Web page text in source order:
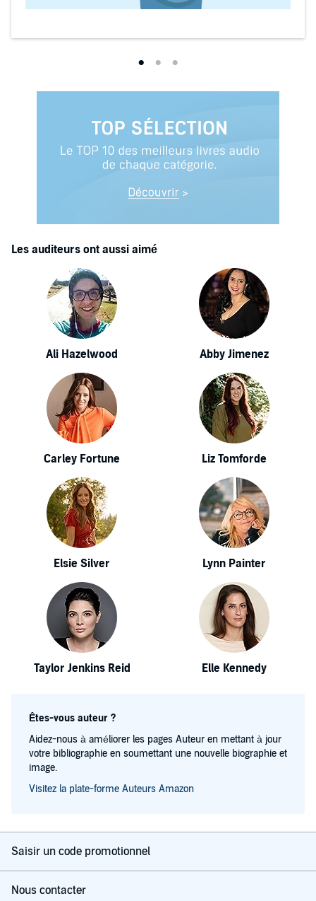
Les auditeurs ont aussi aimé
Ali Hazelwood Abby Jimenez
Carley Fortune Liz Tomforde
Elsie Silver Lynn Painter
Taylor Jenkins Reid Elle Kennedy
Êtes-vous auteur ?
Aidez-nous à améliorer les pages Auteur en mettant à jour
votre bibliographie en soumettant une nouvelle biographie et
image.
Visitez la plate-forme Auteurs Amazon
Saisir un code promotionnel
Nous contacter